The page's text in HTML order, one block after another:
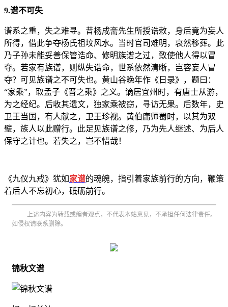
9.谱不可失
谱系之重，失之难寻。昔杨成斋先生所授诰敕，身后竟为妄人
所得，借此争夺杨氏祖坟风水。当时官司难明，哀然移葬。此
乃子孙未能妥善保管诰命、修明族谱之过，致使他人得以冒
夺。若家有族谱，则纵失诰命，世系依然清晰，岂容妄人冒
夺？可见族谱之不可失也。黄山谷晚年作《日录》，题曰：
“家乘”，取孟子《晋之乘》之义。谪居宜州时，有唐士从游，
为之经纪。后收其遗文，独家乘被窃，寻访无果。后数年，史
卫王当国，有人献之，卫王珍视。黄伯庸师蜀时，以其为双
璧，族人以此赠行。此足见族谱之修，乃为先人继述、为后人
保守之计也。若失之，岂不惜哉！
《九仪九戒》犹如家谱的魂魄，指引着家族前行的方向，鞭策
着后人不忘初心，砥砺前行。
上述内容为转载或编者观点，不代表本站意见，不承担任何法律责任。
如侵权请联系删除。
锦秋文谱